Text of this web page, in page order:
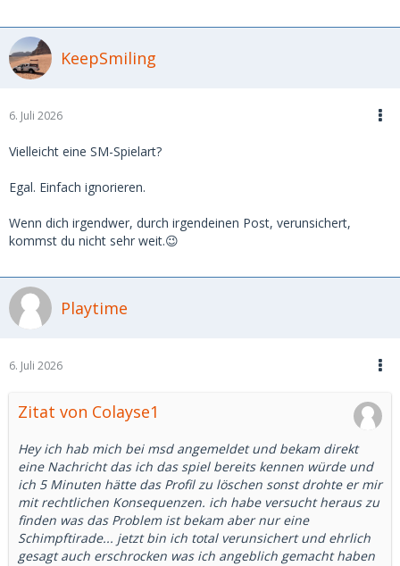
KeepSmiling
6. Juli 2026
Vielleicht eine SM-Spielart?
Egal. Einfach ignorieren.
Wenn dich irgendwer, durch irgendeinen Post, verunsichert,
kommst du nicht sehr weit.😉
Playtime
6. Juli 2026
Zitat von Colayse1
Hey ich hab mich bei msd angemeldet und bekam direkt
eine Nachricht das ich das spiel bereits kennen würde und
ich 5 Minuten hätte das Profil zu löschen sonst drohte er mir
mit rechtlichen Konsequenzen. ich habe versucht heraus zu
finden was das Problem ist bekam aber nur eine
Schimpftirade... jetzt bin ich total verunsichert und ehrlich
gesagt auch erschrocken was ich angeblich gemacht haben